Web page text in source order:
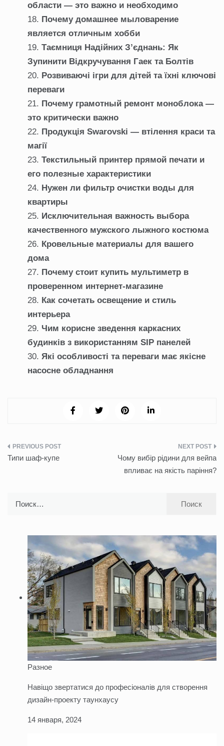
области — это важно и необходимо
Почему домашнее мыловарение
является отличным хобби
Таємниця Надійних З’єднань: Як
Зупинити Відкручування Гаек та Болтів
Розвиваючі ігри для дітей та їхні ключові
переваги
Почему грамотный ремонт моноблока —
это критически важно
Продукція Swarovski — втілення краси та
магії
Текстильный принтер прямой печати и
его полезные характеристики
Нужен ли фильтр очистки воды для
квартиры
Исключительная важность выбора
качественного мужского лыжного костюма
Кровельные материалы для вашего
дома
Почему стоит купить мультиметр в
проверенном интернет-магазине
Как сочетать освещение и стиль
интерьера
Чим корисне зведення каркасних
будинків з використанням SIP панелей
Які особливості та переваги має якісне
насосне обладнання
Навигация
Типи шаф-купе
Чому вибір рідини для вейпа
впливає на якість паріння?
Разное
Навіщо звертатися до професіоналів для створення
дизайн-проекту таунхаусу
14 января, 2024